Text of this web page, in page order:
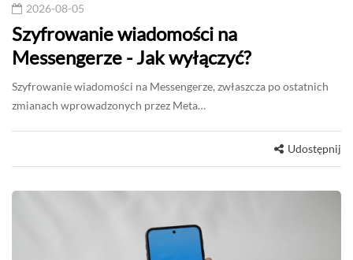
2026-08-05
Szyfrowanie wiadomości na
Messengerze - Jak wyłączyć?
Szyfrowanie wiadomości na Messengerze, zwłaszcza po ostatnich
zmianach wprowadzonych przez Meta…
Udostępnij